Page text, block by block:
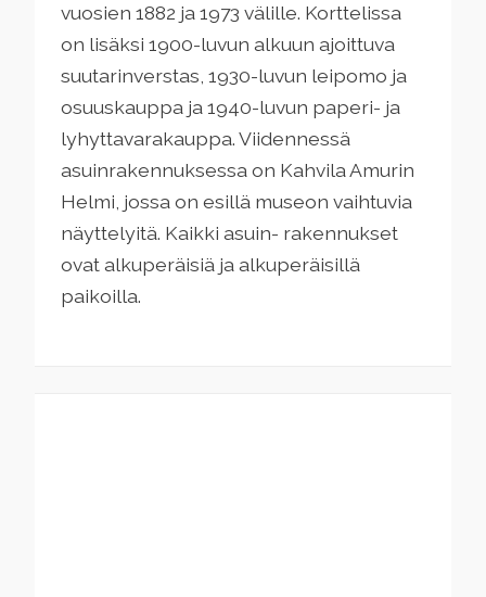
vuosien 1882 ja 1973 välille. Korttelissa
on lisäksi 1900-luvun alkuun ajoittuva
suutarinverstas, 1930-luvun leipomo ja
osuuskauppa ja 1940-luvun paperi- ja
lyhyttavarakauppa. Viidennessä
asuinrakennuksessa on Kahvila Amurin
Helmi, jossa on esillä museon vaihtuvia
näyttelyitä. Kaikki asuin- rakennukset
ovat alkuperäisiä ja alkuperäisillä
paikoilla.